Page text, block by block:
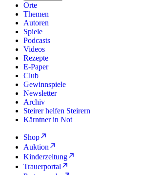
Orte
Themen
Autoren
Spiele
Podcasts
Videos
Rezepte
E-Paper
Club
Gewinnspiele
Newsletter
Archiv
Steirer helfen Steirern
Kärntner in Not
Shop
Auktion
Kinderzeitung
Trauerportal